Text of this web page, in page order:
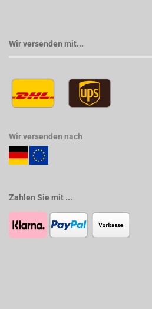
Wir versenden mit...
Wir versenden nach
Zahlen Sie mit ...